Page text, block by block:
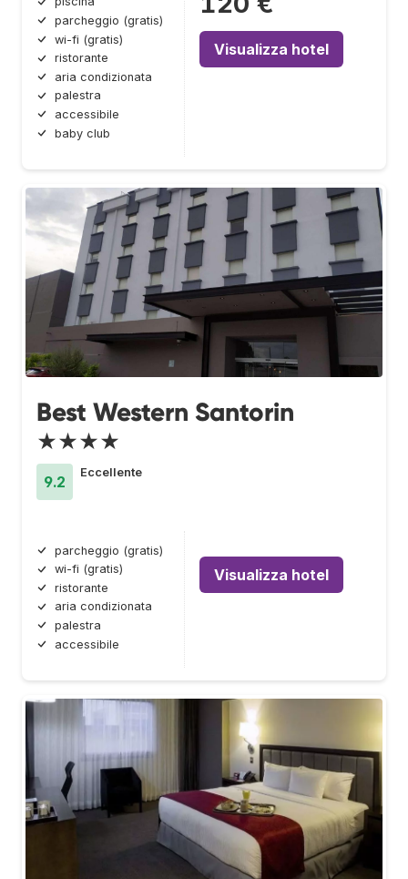
parcheggio (gratis)
wi-fi (gratis)
ristorante
aria condizionata
palestra
accessibile
baby club
Visualizza hotel
Best Western Santorin
★★★★
9.2
Eccellente
parcheggio (gratis)
wi-fi (gratis)
ristorante
aria condizionata
palestra
accessibile
Visualizza hotel